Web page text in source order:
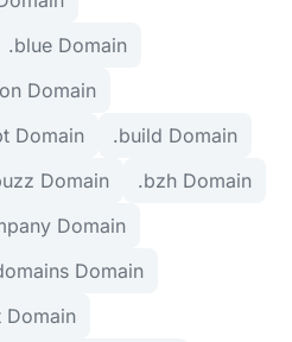
.blue Domain
Domain
Domain
.build Domain
Domain
.bzh Domain
Domain
Domain
Domain